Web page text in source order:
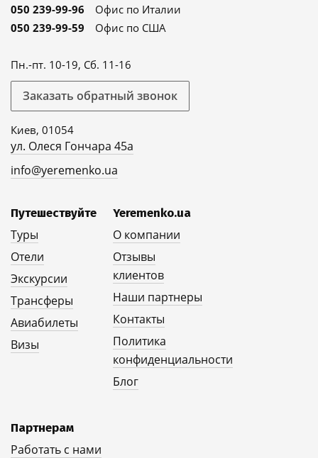
050 239-99-96
Офис по Италии
050 239-99-59
Офис по США
Пн.-пт. 10-19, Сб. 11-16
Заказать обратный звонок
Киев, 01054
ул. Олеся Гончара 45а
info@yeremenko.ua
Путешествуйте
Туры
Отели
Экскурсии
Трансферы
Авиабилеты
Визы
Yeremenko.ua
О компании
Отзывы
клиентов
Наши партнеры
Контакты
Политика
конфиденциальности
Блог
Партнерам
Работать с нами